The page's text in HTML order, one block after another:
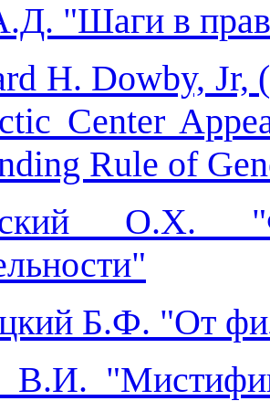
"Шаги в
H. Dowby,
Center
Rule of
О.Х.
Б.Ф. "От
В.И.